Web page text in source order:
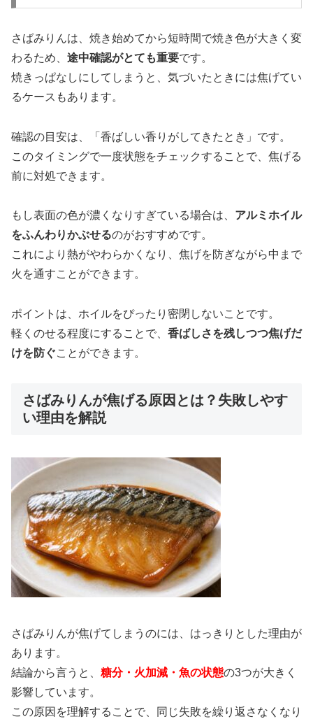
さばみりんは、焼き始めてから短時間で焼き色が大きく変
わるため、 途中確認がとても重要です。
焼きっぱなしにしてしまうと、気づいたときには焦げてい
るケースもあります。
確認の目安は、「香ばしい香りがしてきたとき」です。
このタイミングで一度状態をチェックすることで、焦げる
前に対処できます。
もし表面の色が濃くなりすぎている場合は、 アルミホイル
をふんわりかぶせるのがおすすめです。
これにより熱がやわらかくなり、焦げを防ぎながら中まで
火を通すことができます。
ポイントは、ホイルをぴったり密閉しないことです。
軽くのせる程度にすることで、 香ばしさを残しつつ焦げだ
けを防ぐことができます。
さばみりんが焦げる原因とは？失敗しやす
い理由を解説
さばみりんが焦げてしまうのには、はっきりとした理由が
あります。
結論から言うと、 糖分・火加減・魚の状態の3つが大きく
影響しています。
この原因を理解することで、同じ失敗を繰り返さなくなり